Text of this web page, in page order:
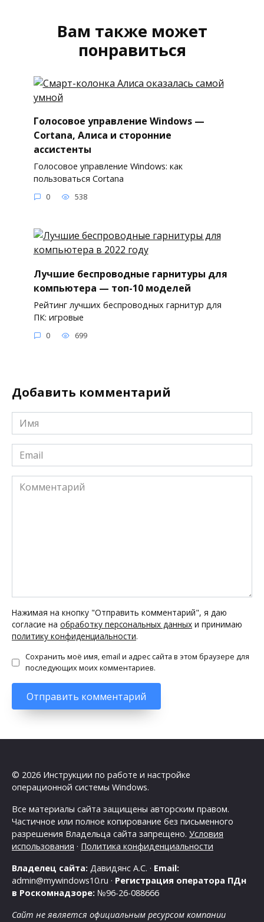
Вам также может
понравиться
Голосовое управление Windows —
Cortana, Алиса и сторонние
ассистенты
Голосовое управление Windows: как
пользоваться Cortana
0 538
Лучшие беспроводные гарнитуры для
компьютера — топ-10 моделей
Рейтинг лучших беспроводных гарнитур для
ПК: игровые
0 699
Добавить комментарий
Имя
*
Email
*
Комментарий
Нажимая на кнопку "Отправить комментарий", я даю
согласие на обработку персональных данных и принимаю
политику конфиденциальности.
Сохранить моё имя, email и адрес сайта в этом браузере для
последующих моих комментариев.
© 2026 Инструкции по работе и настройке
операционной системы Windows.
Все материалы сайта защищены авторским правом.
Частичное или полное копирование без письменного
разрешения Владельца сайта запрещено. Условия
использования · Политика конфиденциальности
Владелец сайта: Давидянс А.С. · Email:
admin@mywindows10.ru · Регистрация оператора ПДн
в Роскомнадзоре: №96-26-088666
Сайт не является официальным ресурсом компании